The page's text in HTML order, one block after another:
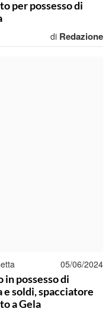
per possesso di
di Redazione
05/06/2024
in possesso di
e soldi, spacciatore
a Gela